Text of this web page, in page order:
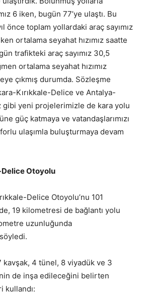
6 iken, bugün 77’ye ulaştı. Bu
önce toplam yollardaki araç sayımız
ortalama seyahat hızımız saatte
trafikteki araç sayımız 30,5
ortalama seyahat hızımız
çıkmış durumda. Sözleşme
Kırıkkale-Delice ve Antalya-
gibi yeni projelerimizle de kara yolu
güç katmaya ve vatandaşlarımızı
ulaşımla buluşturmaya devam
Delice Otoyolu
Delice Otoyolu’nu 101
19 kilometresi de bağlantı yolu
uzunluğunda
kavşak, 4 tünel, 8 viyadük ve 3
de inşa edileceğini belirten
kullandı: